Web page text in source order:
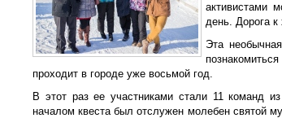
активистами
день. Дорога к
Эта
проходит в городе уже восьмой год.
В этот раз ее участниками стали 11 команд
началом квеста был отслужен молебен святой